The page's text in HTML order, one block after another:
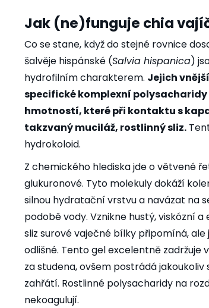
Jak (ne)funguje chia
Co se stane, když do stejné rovnice
šalvěje hispánské (Salvia hispanica)
hydrofilním charakterem. Jejich
specifické komplexní
hmotností, které při kontaktu s
takzvaný muciláž, rostlinný sliz.
hydrokoloid.
Z chemického hlediska jde o větvené
glukuronové. Tyto molekuly dokáží
silnou hydratační vrstvu a navázat na
podobě vody. Vznikne hustý, viskózní
sliz surové vaječné bílky připomíná,
odlišné. Tento gel excelentně zadržuje
za studena, ovšem postrádá
zahřátí. Rostlinné polysacharidy na
nekoagulují.